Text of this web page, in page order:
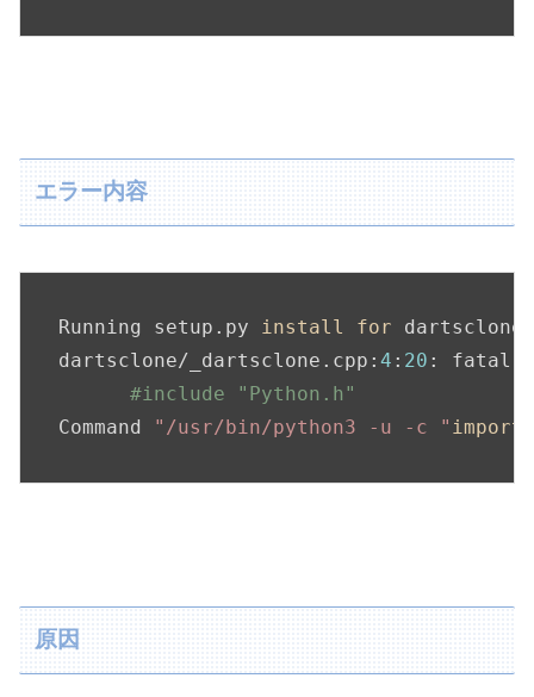
エラー内容
Running setup.py install for
dartsclone/_dartsclone.cpp: 4 : 20 : fatal
#include "Python.h"
Command
"/usr/bin/python3 -u -c " import
原因